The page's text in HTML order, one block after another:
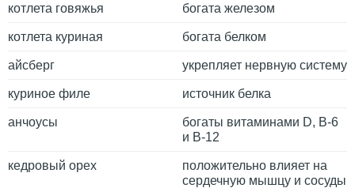
котлета говяжья богата железом
котлета куриная богата белком
айсберг укрепляет нервную систему
куриное филе источник белка
анчоусы
богаты витаминами D, B-6
и B-12
кедровый орех
положительно влияет на
сердечную мышцу и сосуды